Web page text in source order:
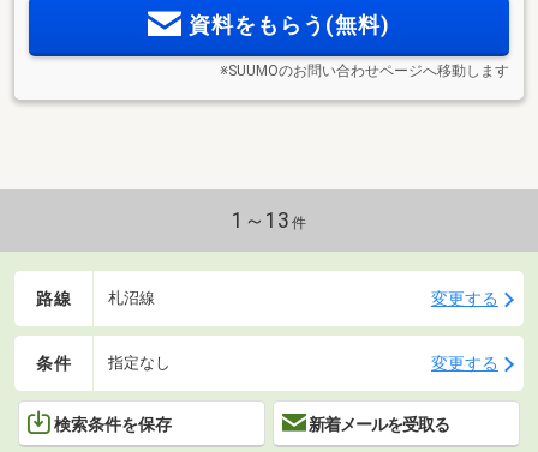
資料をもらう(無料)
※SUUMOのお問い合わせページへ移動します
1～13 件
路線 札沼線 変更する
条件 指定なし 変更する
検索条件を保存 新着メールを受取る